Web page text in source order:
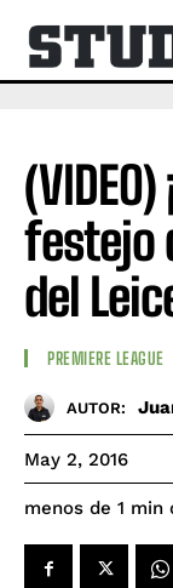
(VIDEO)
festejo
del
PREMIERE LEAGUE
AUTOR:
May 2, 2016
menos de 1 min